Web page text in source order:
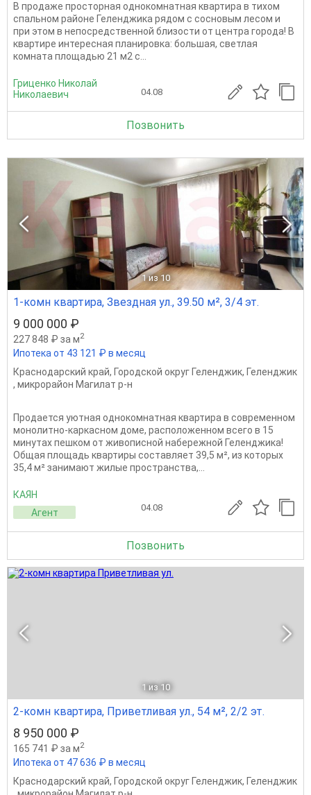
В продаже просторная однокомнатная квартира в тихом
спальном районе Геленджика рядом с сосновым лесом и
при этом в непосредственной близости от центра города! В
квартире интересная планировка: большая, светлая
комната площадью 21 м2 с...
Гриценко Николай
Николаевич
04.08
Позвонить
1 из 10
1-комн квартира, Звездная ул., 39.50 м², 3/4 эт.
9 000 000 ₽
227 848 ₽ за м2
Ипотека от 43 121 ₽ в месяц
Краснодарский край, Городской округ Геленджик, Геленджик
, микрорайон Магилат р-н
Продается уютная однокомнатная квартира в современном
монолитно-каркасном доме, расположенном всего в 15
минутах пешком от живописной набережной Геленджика!
Общая площадь квартиры составляет 39,5 м², из которых
35,4 м² занимают жилые пространства,...
КАЯН
Агент
04.08
Позвонить
1 из 10
2-комн квартира, Приветливая ул., 54 м², 2/2 эт.
8 950 000 ₽
165 741 ₽ за м2
Ипотека от 47 636 ₽ в месяц
Краснодарский край, Городской округ Геленджик, Геленджик